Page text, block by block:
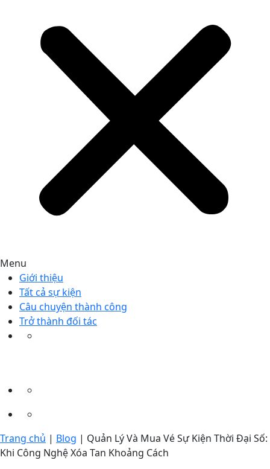
Menu
Giới thiệu
Tất cả sự kiện
Câu chuyện thành công
Trở thành đối tác
Trang chủ | Blog | Quản Lý Và Mua Vé Sự Kiện Thời Đại Số:
Khi Công Nghệ Xóa Tan Khoảng Cách